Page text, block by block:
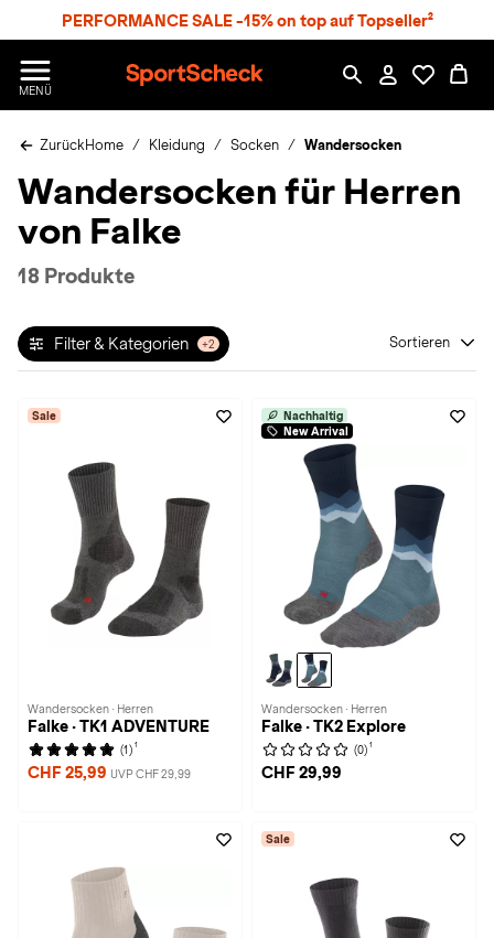
PERFORMANCE SALE -15% on top auf Topseller²
MENÜ
p
r
S
h
c
ZurückHome Kleidung Socken Wandersocken
Wandersocken für Herren
von Falke
18 Produkte
Filter & Kategorien +2 Sortieren
Sale
Wandersocken · Herren
Falke · TK1 ADVENTURE
(1) 1
CHF 25,99 UVP CHF 29,99
Nachhaltig
New Arrival
Wandersocken · Herren
Falke · TK2 Explore
(0) 1
CHF 29,99
Sale